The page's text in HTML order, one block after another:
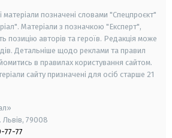
матеріали позначені словами "Спецпроєкт"
Матеріали з позначкою "Експерт",
позицію авторів та героїв. Редакція може
Детальніше щодо реклами та правил
в правилах користування сайтом.
сайту призначені для осіб старше 21
Львів, 79008
77-77